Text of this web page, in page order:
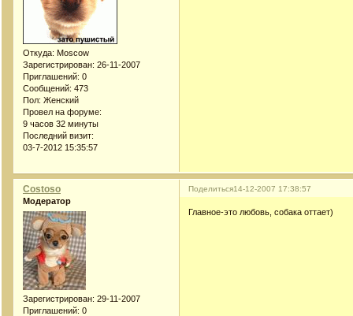
Откуда: Moscow
Зарегистрирован: 26-11-2007
Приглашений: 0
Сообщений: 473
Пол: Женский
Провел на форуме:
9 часов 32 минуты
Последний визит:
03-7-2012 15:35:57
Поделиться14-12-2007 17:38:57
Costoso
Модератор
Зарегистрирован: 29-11-2007
Приглашений: 0
Главное-это любовь, собака оттает)